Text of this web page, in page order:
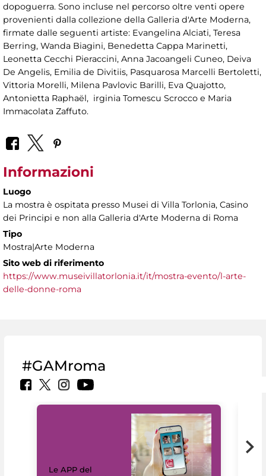
dopoguerra. Sono incluse nel percorso oltre venti opere
provenienti dalla collezione della Galleria d'Arte Moderna,
firmate dalle seguenti artiste: Evangelina Alciati, Teresa
Berring, Wanda Biagini, Benedetta Cappa Marinetti,
Leonetta Cecchi Pieraccini, Anna Jacoangeli Cuneo, Deiva
De Angelis, Emilia de Divitiis, Pasquarosa Marcelli Bertoletti,
Vittoria Morelli, Milena Pavlovic Barilli, Eva Quajotto,
Antonietta Raphaël, irginia Tomescu Scrocco e Maria
Immacolata Zaffuto.
Informazioni
Luogo
La mostra è ospitata presso Musei di Villa Torlonia, Casino
dei Principi e non alla Galleria d'Arte Moderna di Roma
Tipo
Mostra|Arte Moderna
Sito web di riferimento
https://www.museivillatorlonia.it/it/mostra-evento/l-arte-
delle-donne-roma
#GAMroma
Le APP del